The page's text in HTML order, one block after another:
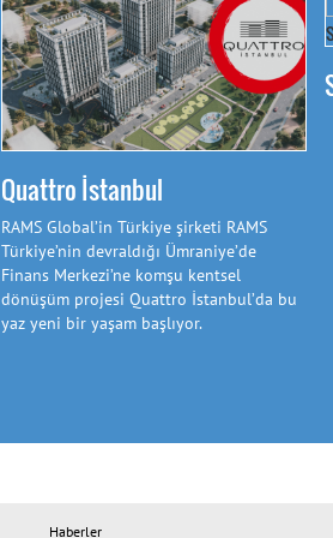
Quattro İstanbul
RAMS Global’in Türkiye şirketi RAMS
Türkiye’nin devraldığı Ümraniye’de
Finans Merkezi’ne komşu kentsel
dönüşüm projesi Quattro İstanbul’da bu
yaz yeni bir yaşam başlıyor.
Haberler